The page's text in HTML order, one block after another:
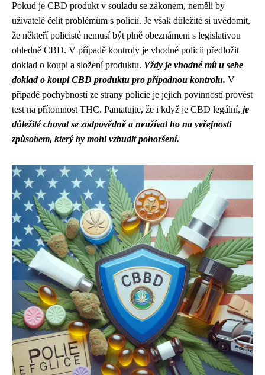
Pokud je CBD produkt v souladu se zákonem, neměli by
uživatelé čelit problémům s policií. Je však důležité si uvědomit,
že někteří policisté nemusí být plně obeznámeni s legislativou
ohledně CBD. V případě kontroly je vhodné policii předložit
doklad o koupi a složení produktu. Vždy je vhodné mít u sebe
doklad o koupi CBD produktu pro případnou kontrolu. V
případě pochybností ze strany policie je jejich povinností provést
test na přítomnost THC. Pamatujte, že i když je CBD legální, je
důležité chovat se zodpovědně a neužívat ho na veřejnosti
způsobem, který by mohl vzbudit pohoršení.